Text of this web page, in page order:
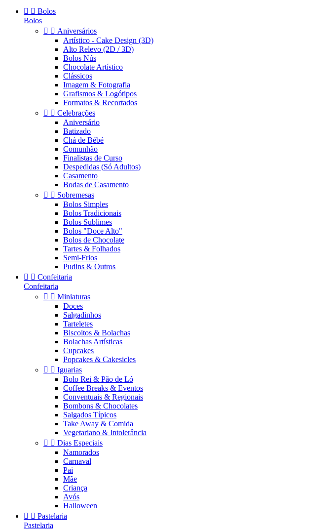
  Bolos
Bolos
  Aniversários
Artístico - Cake Design (3D)
Alto Relevo (2D / 3D)
Bolos Nús
Chocolate Artístico
Clássicos
Imagem & Fotografia
Grafismos & Logótipos
Formatos & Recortados
  Celebrações
Aniversário
Batizado
Chá de Bébé
Comunhão
Finalistas de Curso
Despedidas (Só Adultos)
Casamento
Bodas de Casamento
  Sobremesas
Bolos Simples
Bolos Tradicionais
Bolos Sublimes
Bolos "Doce Alto"
Bolos de Chocolate
Tartes & Folhados
Semi-Frios
Pudins & Outros
  Confeitaria
Confeitaria
  Miniaturas
Doces
Salgadinhos
Tarteletes
Biscoitos & Bolachas
Bolachas Artísticas
Cupcakes
Popcakes & Cakesicles
  Iguarias
Bolo Rei & Pão de Ló
Coffee Breaks & Eventos
Conventuais & Regionais
Bombons & Chocolates
Salgados Típicos
Take Away & Comida
Vegetariano & Intolerância
  Dias Especiais
Namorados
Carnaval
Pai
Mãe
Criança
Avós
Halloween
  Pastelaria
Pastelaria